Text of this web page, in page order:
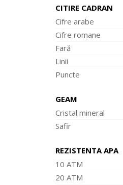
CITIRE CADRAN
Cifre arabe
Cifre romane
Fară
Linii
Puncte
GEAM
Cristal mineral
Safir
REZISTENTA APA
10 ATM
20 ATM